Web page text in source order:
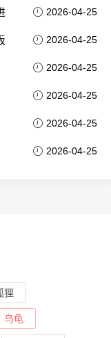
2026-04-25
2026-04-25
2026-04-25
2026-04-25
2026-04-25
2026-04-25
狸
乌龟